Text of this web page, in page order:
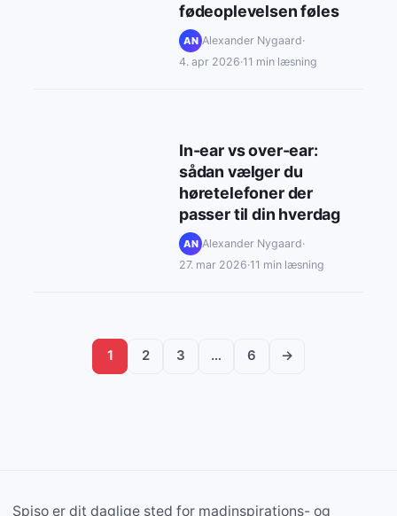
fødeoplevelsen føles
AN Alexander Nygaard·
4. apr 2026·11 min læsning
In-ear vs over-ear:
sådan vælger du
høretelefoner der
passer til din hverdag
AN Alexander Nygaard·
27. mar 2026·11 min læsning
1 2 3 … 6 →
Spiso er dit daglige sted for madinspirations- og